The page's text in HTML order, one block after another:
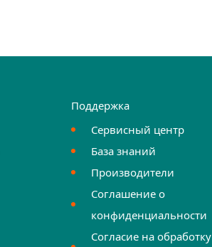
Поддержка
Сервисный центр
База знаний
Производители
Соглашение о
конфиденциальности
Согласие на обработку